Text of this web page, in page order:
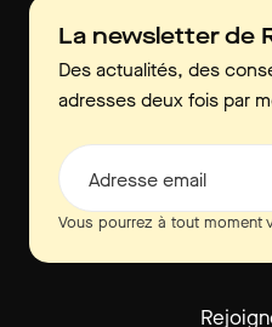
La newsletter de
Des actualités, des
adresses deux fois par
Adresse email
Vous pourrez à tout moment